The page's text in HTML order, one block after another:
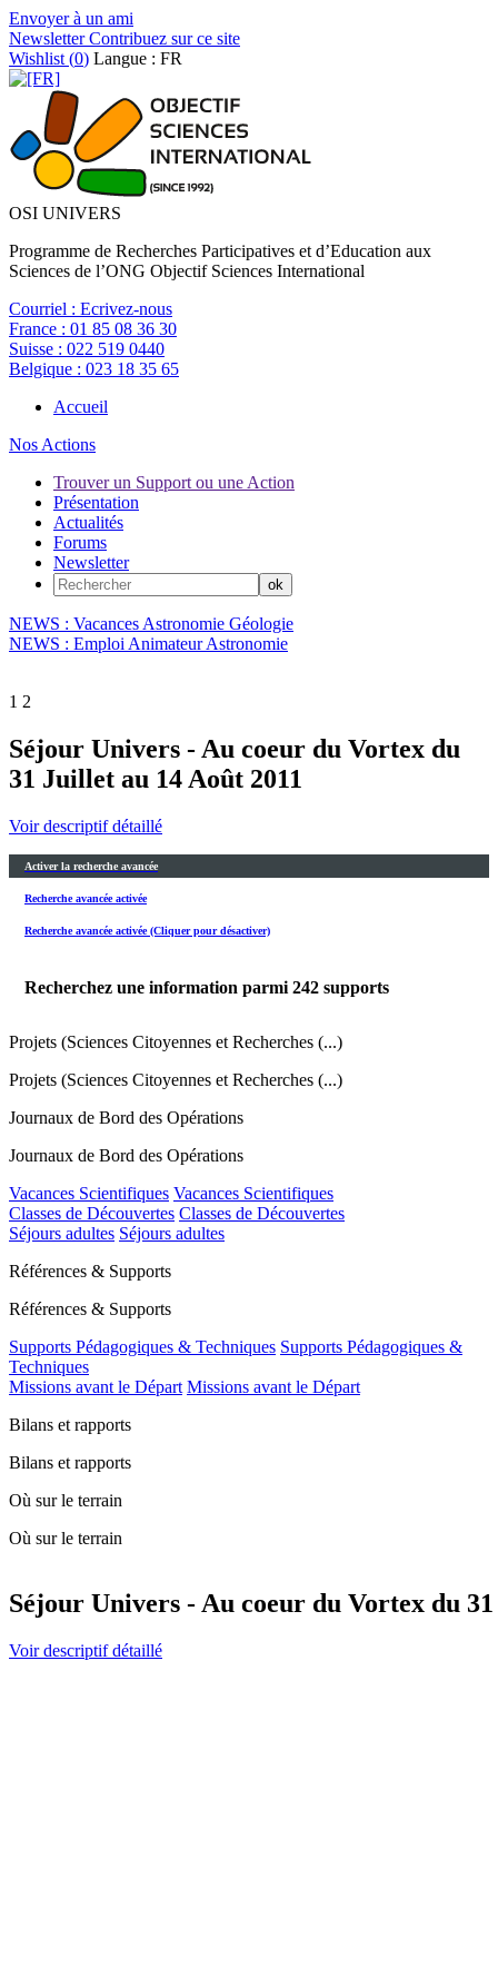
Envoyer à un ami
NewsletterContribuez sur ce site
Wishlist (0) Langue : FR
OSI UNIVERS
Programme de Recherches Participatives et d’Education aux
Sciences de l’ONG Objectif Sciences International
Courriel : Ecrivez-nous
France : 01 85 08 36 30
Suisse : 022 519 0440
Belgique : 023 18 35 65
Accueil
Nos Actions
Trouver un Support ou une Action
Présentation
Actualités
Forums
Newsletter
NEWS : Vacances Astronomie Géologie
NEWS : Emploi Animateur Astronomie
1 2
Séjour Univers - Au coeur du Vortex du
31 Juillet au 14 Août 2011
Voir descriptif détaillé
Activer la recherche avancée
Recherche avancée activée
Recherche avancée activée (Cliquer pour désactiver)
Recherchez une information parmi 242 supports
Projets (Sciences Citoyennes et Recherches (...)
Projets (Sciences Citoyennes et Recherches (...)
Journaux de Bord des Opérations
Journaux de Bord des Opérations
Vacances Scientifiques Vacances Scientifiques
Classes de Découvertes Classes de Découvertes
Séjours adultes Séjours adultes
Références & Supports
Références & Supports
Supports Pédagogiques & Techniques Supports Pédagogiques &
Techniques
Missions avant le Départ Missions avant le Départ
Bilans et rapports
Bilans et rapports
Où sur le terrain
Où sur le terrain
Séjour Univers - Au coeur du Vortex du
Voir descriptif détaillé